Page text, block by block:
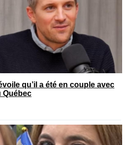
qu’il a été en couple avec
Québec